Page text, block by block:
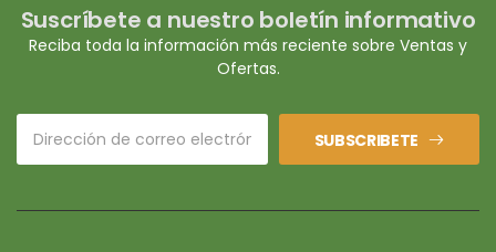
Suscríbete a nuestro boletín informativo
Reciba toda la información más reciente sobre Ventas y
Ofertas.
SUBSCRIBETE